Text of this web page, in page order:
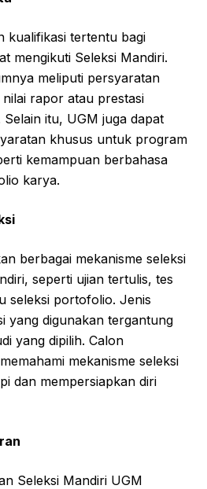
kualifikasi tertentu bagi
mengikuti Seleksi Mandiri.
meliputi persyaratan
rapor atau prestasi
Selain itu, UGM juga dapat
khusus untuk program
kemampuan berbahasa
karya.
berbagai mekanisme seleksi
seperti ujian tertulis, tes
seleksi portofolio. Jenis
yang digunakan tergantung
yang dipilih. Calon
mekanisme seleksi
dan mempersiapkan diri
Seleksi Mandiri UGM